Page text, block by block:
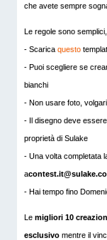
che avete sempre
Le regole sono
- Scarica questo
- Puoi scegliere se
bianchi
- Non usare foto,
- Il disegno deve
proprietà di Sulake
- Una volta completata
a
- Hai tempo fino
Le migliori 10
esclusivo mentre il